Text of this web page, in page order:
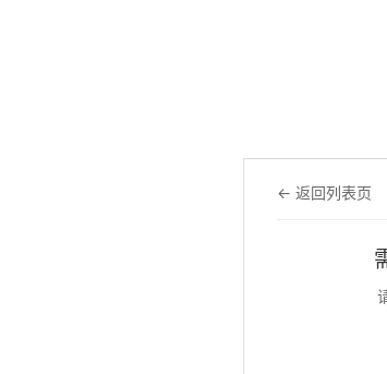
← 返回列表页